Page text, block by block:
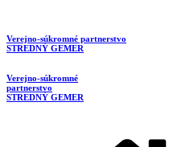
Verejno-súkromné partnerstvo
STREDNÝ GEMER
Verejno-súkromné
partnerstvo
STREDNÝ GEMER